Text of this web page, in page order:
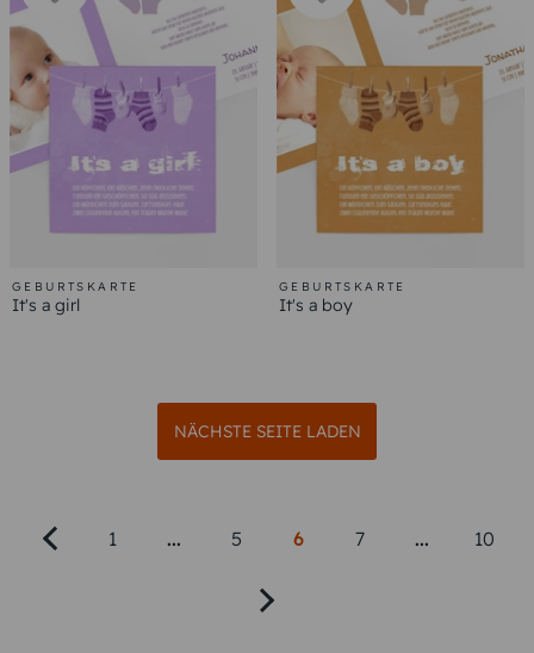
GEBURTSKARTE
It's a girl
GEBURTSKARTE
It's a boy
NÄCHSTE SEITE LADEN
1 ... 5 6 7 ... 10